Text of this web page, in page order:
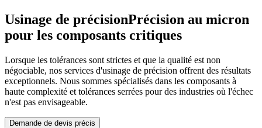
Usinage de précisionPrécision au micron
pour les composants critiques
Lorsque les tolérances sont strictes et que la qualité est non
négociable, nos services d'usinage de précision offrent des résultats
exceptionnels. Nous sommes spécialisés dans les composants à
haute complexité et tolérances serrées pour des industries où l'échec
n'est pas envisageable.
Demande de devis précis